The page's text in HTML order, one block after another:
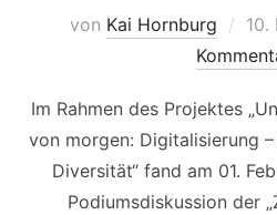
von Kai Hornburg
am
10.
Im Rahmen des Projektes
von morgen: Digitalisierung
Diversität“ fand am 01.
Podiumsdiskussion der